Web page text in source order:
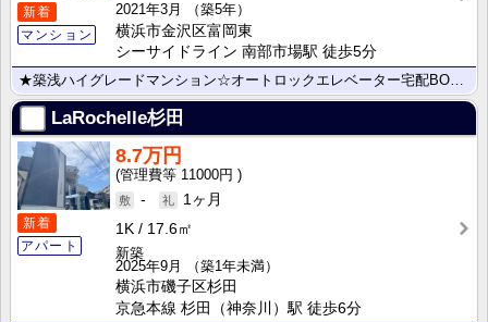
新着
マンション
2021年3月
（築5年）
横浜市金沢区富岡東
シーサイドライン 南部市場駅 徒歩5分
LaRochelle杉田
新着
アパート
8.7万円
11000円
-
1ヶ月
1K
17.6㎡
新築
2025年9月
（築1年未満）
横浜市磯子区杉田
京急本線 杉田（神奈川）駅 徒歩6分